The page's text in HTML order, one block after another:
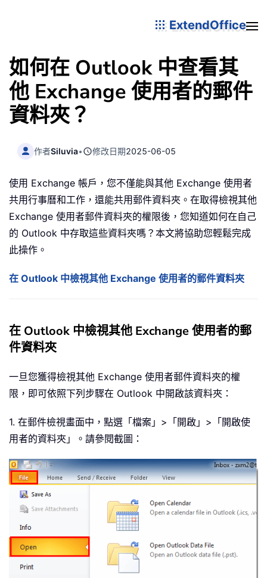
ExtendOffice
如何在 Outlook 中查看其
他 Exchange 使用者的郵件
資料夾？
作者Siluvia• 修改日期2025-06-05
使用 Exchange 帳戶，您不僅能與其他 Exchange 使用者
共用行事曆和工作，還能共用郵件資料夾。在取得檢視其他
Exchange 使用者郵件資料夾的權限後，您知道如何在自己
的 Outlook 中存取這些資料夾嗎？本文將協助您輕鬆完成
此操作。
在 Outlook 中檢視其他 Exchange 使用者的郵件資料夾
在 Outlook 中檢視其他 Exchange 使用者的郵
件資料夾
一旦您獲得檢視其他 Exchange 使用者郵件資料夾的權
限，即可依照下列步驟在 Outlook 中開啟該資料夾：
1. 在郵件檢視畫面中，點選「檔案」>「開啟」>「開啟使
用者的資料夾」。請參閱截圖：